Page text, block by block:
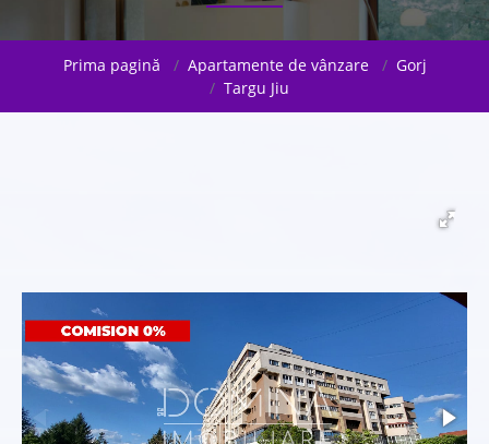
Prima pagină Apartamente de vânzare
Gorj
Targu Jiu